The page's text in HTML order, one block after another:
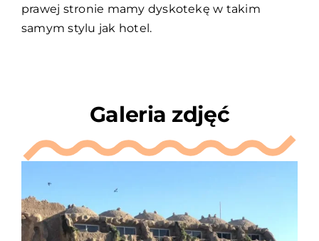
prawej stronie mamy dyskotekę w takim
samym stylu jak hotel.
Galeria zdjęć